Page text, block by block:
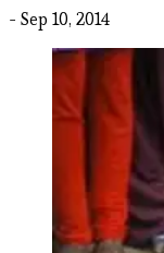
- Sep 10, 2014